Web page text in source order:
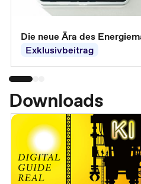
Die neue Ära des
Exklusivbeitrag
Downloads